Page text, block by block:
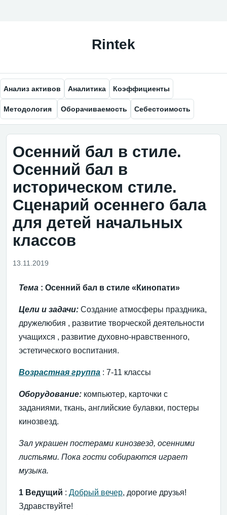
Анализ активов Аналитика Коэффициенты
Методология Оборачиваемость Себестоимость
Осенний бал в стиле.
Осенний бал в
историческом стиле.
Сценарий осеннего бала
для детей начальных
классов
13.11.2019
Тема : Осенний бал в стиле «Кинопати»
Цели и задачи: Создание атмосферы праздника,
дружелюбия , развитие творческой деятельности
учащихся , развитие духовно-нравственного,
эстетического воспитания.
Возрастная группа : 7-11 классы
Оборудование: компьютер, карточки с
заданиями, ткань, английские булавки, постеры
кинозвезд.
Зал украшен постерами кинозвезд, осенними
листьями. Пока гости собираются играет
музыка.
1 Ведущий : Добрый вечер, дорогие друзья!
Здравствуйте!